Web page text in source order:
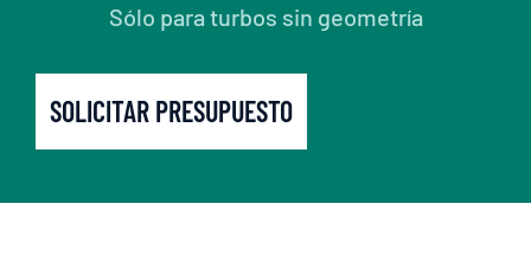
Sólo para turbos sin geometría
SOLICITAR PRESUPUESTO